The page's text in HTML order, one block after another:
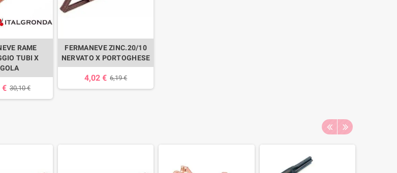
RAME
TUBI X
€ 30,10 €
FERMANEVE ZINC.20/10
NERVATO X PORTOGHESE
4,02 € 6,19 €